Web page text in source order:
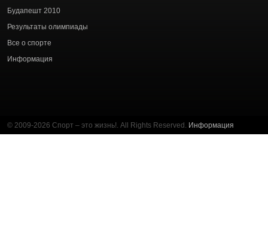
Будапешт 2010
Результаты олимпиады
Все о спорте
Информация
© 2009-2026 Спорт – это жизнь!. All Rights Reserved. Информация